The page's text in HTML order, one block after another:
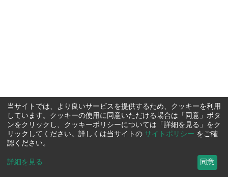
当サイトでは、より良いサービスを提供するため、クッキーを利用
しています。クッキーの使用に同意いただける場合は「同意」ボタ
ンをクリックし、クッキーポリシーについては「詳細を見る」をク
リックしてください。詳しくは当サイトの サイトポリシー をご確
認ください。
詳細を見る ... 同意